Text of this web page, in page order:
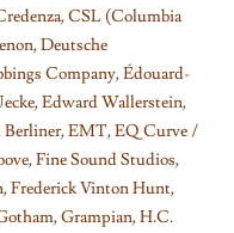
,CSL (Columbia
,Deutsche
Company,Édouard-
,Edward Wallerstein,
,EMT,EQ Curve /
,Fine Sound Studios,
,Frederick Vinton Hunt,
,Grampian,H.C.